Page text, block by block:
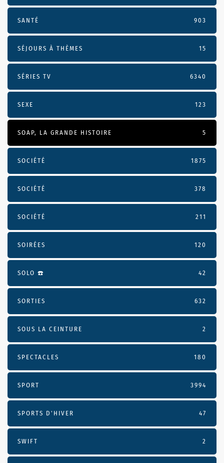
SANTÉ 903
SÉJOURS À THÈMES 15
SÉRIES TV 6340
SEXE 123
SOAP, LA GRANDE HISTOIRE 5
SOCIÉTÉ 1875
SOCIÉTÉ 378
SOCIÉTÉ 211
SOIRÉES 120
SOLO ☎️ 42
SORTIES 632
SOUS LA CEINTURE 2
SPECTACLES 180
SPORT 3994
SPORTS D'HIVER 47
SWIFT 2